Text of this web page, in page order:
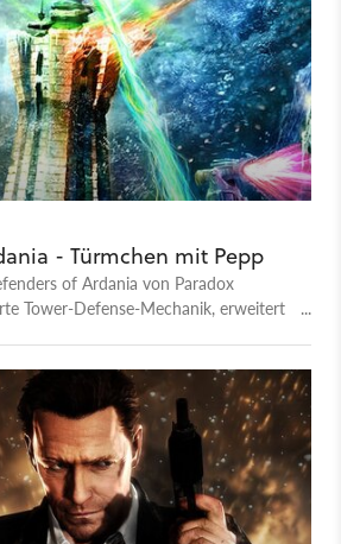
- Türmchen mit Pepp
of Ardania von Paradox
Tower-Defense-Mechanik, erweitert